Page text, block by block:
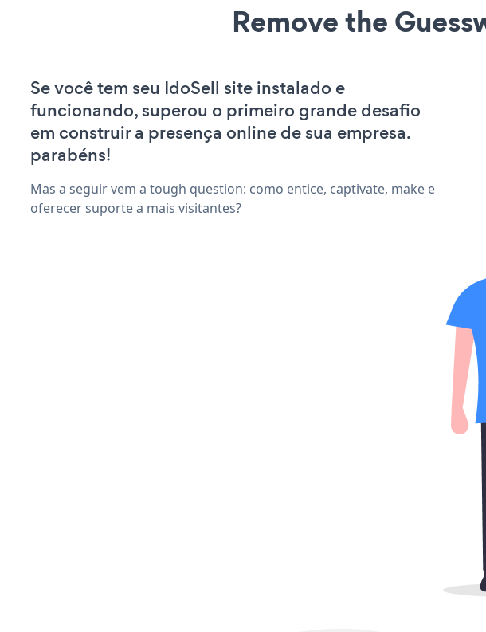
Remove the
Se você tem seu IdoSell site instalado e
funcionando, superou o primeiro grande desafio
em construir a presença online de sua empresa.
parabéns!
Mas a seguir vem a tough question: como entice, captivate, make e
oferecer suporte a mais visitantes?